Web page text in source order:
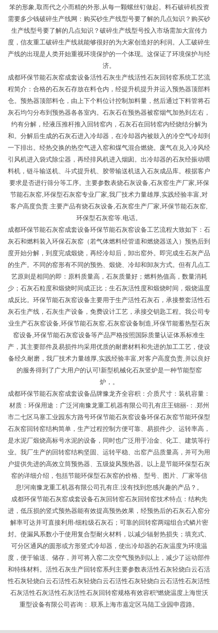
笨的形象,取而代之小而精的外形,从每一颗螺丝钉做起。料石破碎机投资
需要多少钱破碎生产线网：购买砂生产线型号要了解的几点知识？购买砂
生产线型号要了解的几点知识？破碎生产线型号投入市场需加大宣传力
度，信友重工破碎生产线就能够很好的为大家创造好的利润。人工破碎生
产线的出现是人类开始重视环境保护的一个体现。这保证了环境保护与经
济。
成都环保节能石灰窑成套设备活性石灰生产线活性石灰回转窑系统工艺流
程简介：合格的石灰石存放在料仓内，经提升机提升并运入预热器顶部料
仓。预热器顶部料仓，由上下个料位计控制加料量，然后通过下料管将石
灰石均匀分布到预热器各各室内。石灰石在预热器被窑烟气加热到左右，
约有分解，经液压推杆推入回转窑内，石灰石在回转窑内经烧结分解为
和。分解后生成的石灰石进入冷却器，在冷却器内被鼓入的冷空气冷却到
一下排出。经热交换的热空气进入窑和煤气混合燃烧。废气在兑入冷风经
引风机进入袋式除尘器，再经排风机进入烟囱。出冷却器的石灰经振动喂
料机，链斗输送机、斗式提升机、胶带输送机送入石灰成品库。根据客户
要求是否进行筛分等工序。主要参数表烧石灰设备,石灰窑生产厂家,环保
节能石灰窑,环保型石灰窑专业厂家,我厂技术力量雄厚,实践经验丰富,对
客户高度负责.主要产品有烧石灰设备,石灰窑生产厂家,环保节能石灰窑,
环保型石灰窑等.电话。
成都环保节能石灰窑成套设备环保节能石灰窑设备工艺流程大致如下：石
灰石和燃料装入环保石灰窑（若气体燃料经管道和燃烧器送入）预热后到
度开始分解，到度完成煅烧，再经冷却后，卸出窑外。即完成生石灰产品
的生产。不同的窑形有不同的预热、煅烧、冷却和卸灰方式。但有几点工
艺原则是相同的即：原料质量高，石灰质量好；燃料热值高，数量消耗
少；石灰石粒度和煅烧时间成正比；生石灰活性度和煅烧时间，煅烧温度
成反比。环保节能石灰窑设备主要用于生产活性石灰石，承接整套活性石
灰石生产线，石灰生产设备，免费设计工艺，承接交钥匙工程。我公司专
业生产石灰窑设备,环保节能石灰窑,石灰窑设备制造,环保节能蓄热型石灰
窑设备,环保节能石灰窑设备等产品严格按照国际质量认证体系标准生
产，其主要部件及易损件均采用优质的耐磨材料和先进的加工工艺，使设
备经久耐磨，我厂技术力量雄厚,实践经验丰富,对客户高度负责,并以良好
的服务得到了广大用户的认可!新型机械化石灰竖炉是一种节能型窑
炉，。
成都环保节能石灰窑成套设备品牌豫龙齐全容积：介质尺寸：装机容量：
材质：环保用途：广泛河南豫龙重工机器有限公司孔有庄王锦丽-：.郑州
市二七区马寨工业园东方路号环保节能石灰窑设备环保石灰窑节能环保型
石灰窑回转窑结构简单，生产过程控制方便可靠、易损件少、运转率高，
是水泥厂煅烧高标号水泥的设备，同时也广泛用于冶金、化工、建筑等行
业。我厂生产的回转窑结构坚固、运转平稳、出窑产品质量高，并可为用
户提供先进的高效立筒预热器、五级旋风预热器。以上是节能环保型石灰
窑的详细介绍，包括节能环保型石灰窑的价格、型号、图片、厂家等信
息!河南豫龙重工机器有限公司孔有庄.没有找到您感兴趣的产品？。
成都环保节能石灰窑成套设备石灰回转窑石灰回转窑技术特点：结构先
进，低压损的竖式预热器能有效提高预热效果，经预热后的石灰石入窑分
解率可达并可直接利用-细粒级石灰石；可靠的回转窑两端组合式鳞片密
封。使漏风系数小于使用复合型耐火材料，以减少辐射热损失；填充式、
可分区通风的圆形或方形竖式冷却器，使出冷却器的石灰温度为环境温
度，便于输送、储存，并可将入窑二次空气预热到以上，减少了运动部件
和特殊材料。活性石灰生产回转窑系列主要参数表活性石灰轻烧白云石活
性石灰轻烧白云石活性石灰轻烧白云石活性石灰轻烧白云石活性石灰活性
石灰活性石灰活性石灰活性石灰回转窑规格有效容积³燃烧温度上海世沃
重型设备有限公司咨询：.联系上海市嘉定区马陆工业园申霞路。